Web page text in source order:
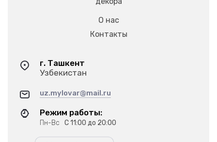
О нас
Контакты
г. Ташкент
Узбекистан
uz.mylovar@mail.ru
Режим работы:
Пн-Вс С 11:00 до 20:00